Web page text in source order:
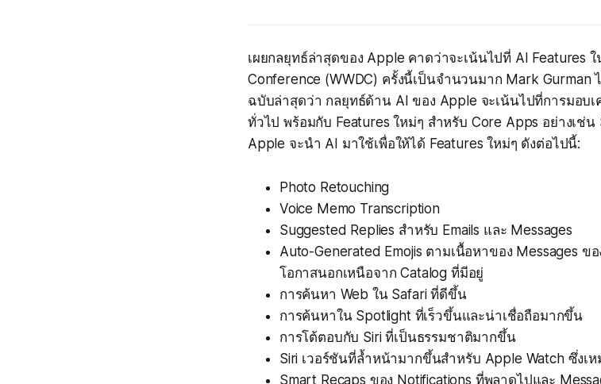
เผยกลยุทธ์ล่าสุดของ Apple คาดว่าจะเน้นไปที่ AI Features
Conference (WWDC) ครั้งนี้เป็นจำนวนมาก Mark Gurman
ฉบับล่าสุดว่า กลยุทธ์ด้าน AI ของ Apple จะเน้นไปที่การมอบเ
ทั่วไป พร้อมกับ Features ใหม่ๆ สำหรับ Core Apps อย่างเช่น
Apple จะนำ AI มาใช้เพื่อให้ได้ Features ใหม่ๆ ดังต่อไปนี้:
Photo Retouching
Voice Memo Transcription
Suggested Replies สำหรับ Emails และ Messages
Auto-Generated Emojis ตามเนื้อหาของ Messages ข
โอกาสนอกเหนือจาก Catalog ที่มีอยู่
การค้นหา Web ใน Safari ที่ดีขึ้น
การค้นหาใน Spotlight ที่เร็วขึ้นและน่าเชื่อถือมากขึ้น
การโต้ตอบกับ Siri ที่เป็นธรรมชาติมากขึ้น
Siri เวอร์ชันที่ล้ำหน้ามากขึ้นสำหรับ Apple Watch ซึ่งเ
Smart Recaps ของ Notifications ที่พลาดไปและ